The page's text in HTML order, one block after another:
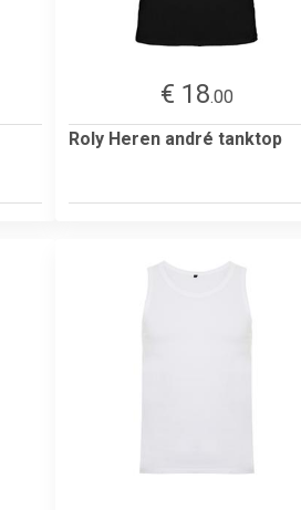
€ 18.00
Roly Heren andré tanktop